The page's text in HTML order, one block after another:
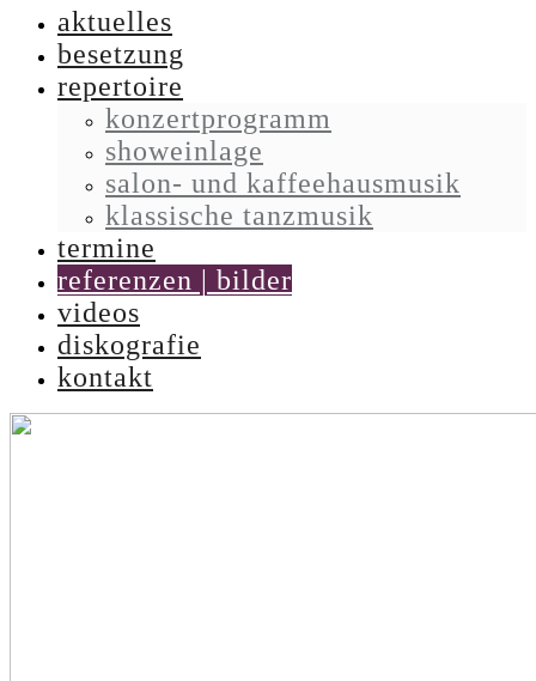
aktuelles
besetzung
repertoire
konzertprogramm
showeinlage
salon- und kaffeehausmusik
klassische tanzmusik
termine
referenzen | bilder
videos
diskografie
kontakt